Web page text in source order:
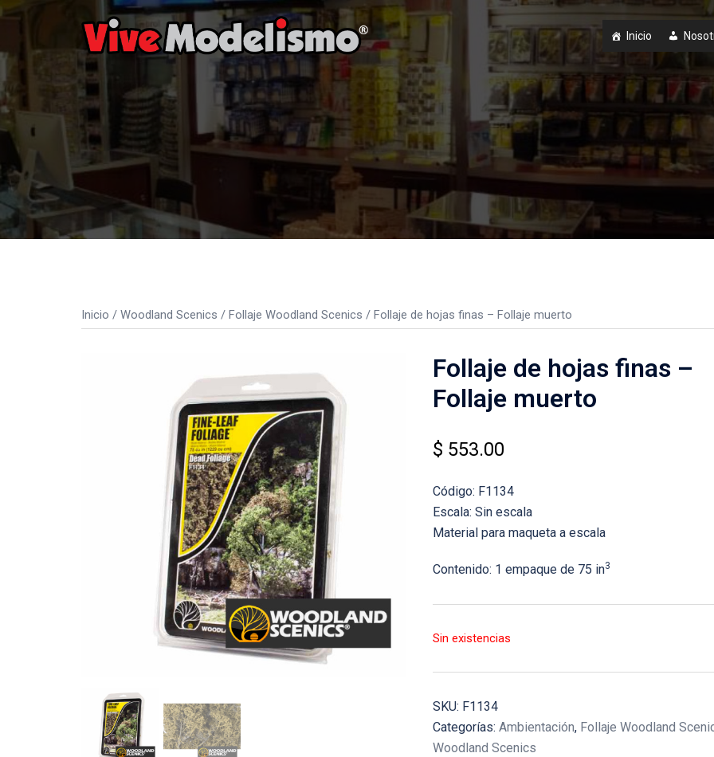
Saltar
contenido
Inicio
Inicio / Woodland Scenics / Follaje Woodland Scenics / Follaje de hojas finas – Follaje muerto
Follaje de hojas finas –
Follaje muerto
$ 553.00
Código: F1134
Escala: Sin escala
Material para maqueta a escala
Contenido: 1 empaque de 75 in3
Sin existencias
SKU: F1134
Categorías: Ambientación, Follaje Woodland
Woodland Scenics